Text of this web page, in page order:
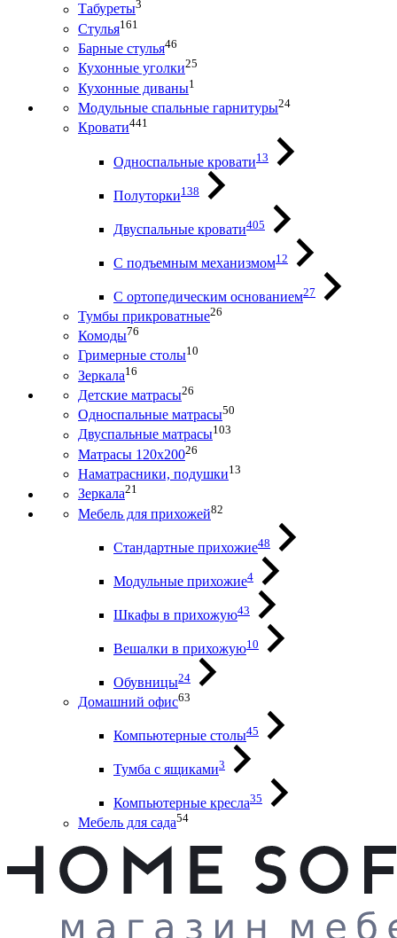
Табуреты3
Стулья161
Барные стулья46
Кухонные уголки25
Кухонные диваны1
Модульные спальные гарнитуры24
Кровати441
Односпальные кровати13
Полуторки138
Двуспальные кровати405
С подъемным механизмом12
С ортопедическим основанием27
Тумбы прикроватные26
Комоды76
Гримерные столы10
Зеркала16
Детские матрасы26
Односпальные матрасы50
Двуспальные матрасы103
Матрасы 120х20026
Наматрасники, подушки13
Зеркала21
Мебель для прихожей82
Стандартные прихожие48
Модульные прихожие4
Шкафы в прихожую43
Вешалки в прихожую10
Обувницы24
Домашний офис63
Компьютерные столы45
Тумба с ящиками3
Компьютерные кресла35
Мебель для сада54